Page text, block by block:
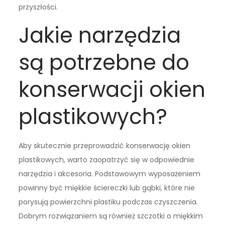
przyszłości.
Jakie narzędzia
są potrzebne do
konserwacji okien
plastikowych?
Aby skutecznie przeprowadzić konserwację okien
plastikowych, warto zaopatrzyć się w odpowiednie
narzędzia i akcesoria. Podstawowym wyposażeniem
powinny być miękkie ściereczki lub gąbki, które nie
porysują powierzchni plastiku podczas czyszczenia.
Dobrym rozwiązaniem są również szczotki o miękkim